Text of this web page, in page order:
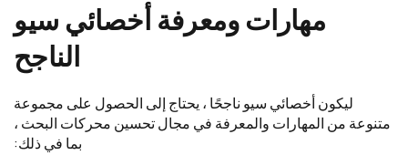
مهارات ومعرفة أخصائي سيو
الناجح
ليكون أخصائي سيو ناجحًا ، يحتاج إلى الحصول على مجموعة
متنوعة من المهارات والمعرفة في مجال تحسين محركات البحث ،
بما في ذلك: